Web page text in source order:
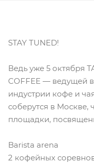
STAY TUNED!
Ведь уже 5 октября
COFFEE — ведущей
индустрии кофе и
соберутся в Москве,
площадки,
Barista arena
2 кофейных